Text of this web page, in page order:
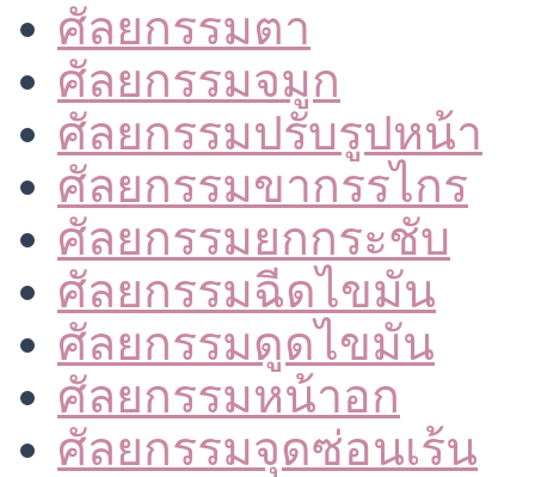
ศัลยกรรมตา
ศัลยกรรมจมูก
ศัลยกรรมปรับรูปหน้า
ศัลยกรรมขากรรไกร
ศัลยกรรมยกกระชับ
ศัลยกรรมฉีดไขมัน
ศัลยกรรมดูดไขมัน
ศัลยกรรมหน้าอก
ศัลยกรรมจุดซ่อนเร้น